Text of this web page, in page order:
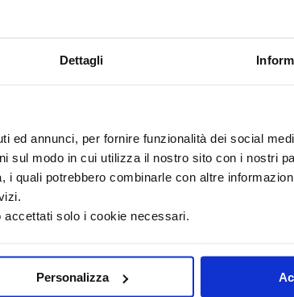
Dettagli
ed annunci, per fornire funzionalità dei social
sul modo in cui utilizza il nostro sito con i nostri
i quali potrebbero combinarle con altre
accettati solo i cookie necessari.
Personalizza
〉 5